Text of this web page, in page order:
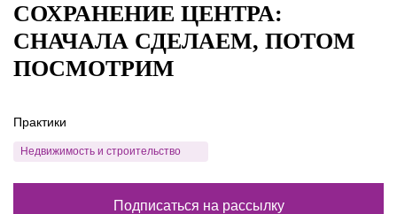
Italiano
СОХРАНЕНИЕ ЦЕНТРА:
СНАЧАЛА СДЕЛАЕМ, ПОТОМ
ПОСМОТРИМ
Практики
Недвижимость и строительство
Подписаться на рассылку